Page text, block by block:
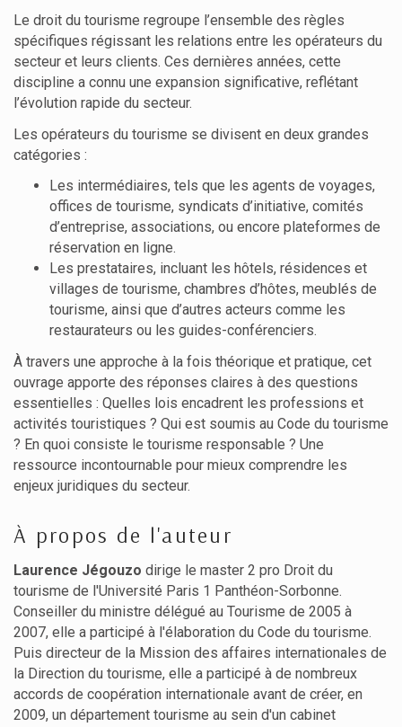
Le droit du tourisme regroupe l’ensemble des règles
spécifiques régissant les relations entre les opérateurs du
secteur et leurs clients. Ces dernières années, cette
discipline a connu une expansion significative, reflétant
l’évolution rapide du secteur.
Les opérateurs du tourisme se divisent en deux grandes
catégories :
Les intermédiaires, tels que les agents de voyages,
offices de tourisme, syndicats d’initiative, comités
d’entreprise, associations, ou encore plateformes de
réservation en ligne.
Les prestataires, incluant les hôtels, résidences et
villages de tourisme, chambres d’hôtes, meublés de
tourisme, ainsi que d’autres acteurs comme les
restaurateurs ou les guides-conférenciers.
À travers une approche à la fois théorique et pratique, cet
ouvrage apporte des réponses claires à des questions
essentielles : Quelles lois encadrent les professions et
activités touristiques ? Qui est soumis au Code du tourisme
? En quoi consiste le tourisme responsable ? Une
ressource incontournable pour mieux comprendre les
enjeux juridiques du secteur.
À propos de l'auteur
Laurence Jégouzo dirige le master 2 pro Droit du
tourisme de l'Université Paris 1 Panthéon-Sorbonne.
Conseiller du ministre délégué au Tourisme de 2005 à
2007, elle a participé à l'élaboration du Code du tourisme.
Puis directeur de la Mission des affaires internationales de
la Direction du tourisme, elle a participé à de nombreux
accords de coopération internationale avant de créer, en
2009, un département tourisme au sein d'un cabinet